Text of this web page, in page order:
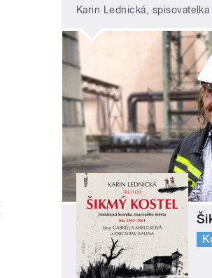
Karin Lednická, spisovatelka